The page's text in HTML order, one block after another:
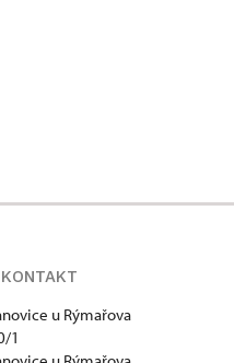
u Rýmařova
1